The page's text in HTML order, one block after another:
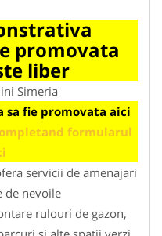
promovata
liber
Simeria
sa fie promovata aici
formularul
servicii de amenajari
de nevoile
rulouri de gazon,